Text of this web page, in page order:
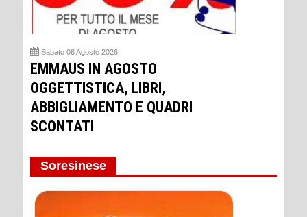
Sabato 08 Agosto 2026
EMMAUS IN AGOSTO
OGGETTISTICA, LIBRI,
ABBIGLIAMENTO E QUADRI
SCONTATI
Soresinese